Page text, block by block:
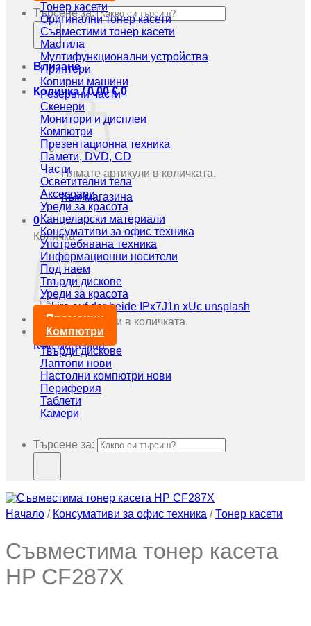
Търсене за:
Влизане
Количка /0,00€ 0
Нямате артикули в количката.
Към магазина
0
Количка
Нямате артикули в количката.
Към магазина
Тонер касети
Оригинални тонер касети
Съвместими тонер касети
Мастила
Мултифункционални устройства
Принтери
Копирни машини
Резервни части
Скенери
Монитори и дисплеи
Компютри
Презентационна техника
Памети, DVD, CD
Части
Осветителни тела
Аксесоари
Уреди за красота
Канцеларски материали
Консумативи за офис техника
Употребявана техника
Информационни носители
Под наем
Твърди дискове
Уреди за красота
Промоции
Компютри
Твърди дискове
Лаптопи нови
Настолни компютри нови
Периферия
Таблети
Камери
Търсене за:
Начало / Консумативи за офис техника / Тонер касети
Съвместима тонер касета
HP CF287X